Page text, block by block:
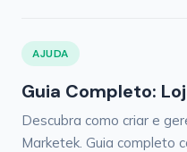
AJUDA
Guia Completo:
Descubra como criar e
Marketek. Guia completo